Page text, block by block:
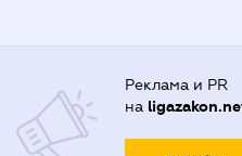
Реклама и PR
на